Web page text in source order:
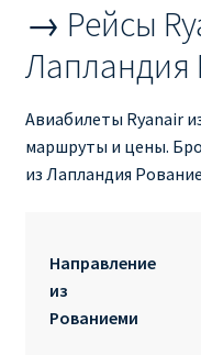
ДЕШЕВЫЕ
ДЕШЕВЫЕ
ДЕШЕВЫЕ
ДЕШЕВЫЕ
ДЕШЕВЫЕ
→ Рейсы
Лапландия
Авиабилеты Ryanair
маршруты и цены.
из Лапландия
Направление
из
Рованиеми